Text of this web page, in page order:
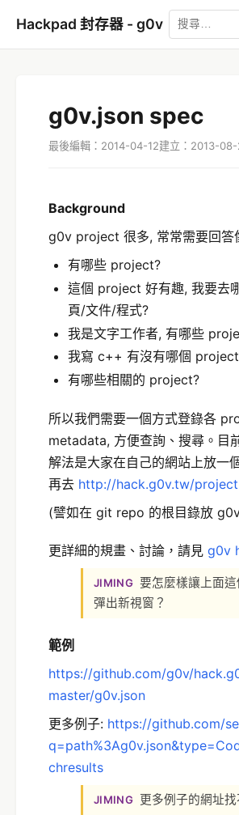
Hackpad 封存器 - g0v
g0v.json spec
最後編輯：2014-04-12建立：2013-
Background
g0v project 很多, 常常需要回答
有哪些 project?
這個 project 好有趣, 我要去
頁/文件/程式?
我是文字工作者, 有哪些
我寫 c++ 有沒有哪個
有哪些相關的 project?
所以我們需要一個方式登錄各
metadata, 方便查詢、搜尋。目
解法是大家在自己的網站上放一
再去 http://hack.g0v.tw/project
(譬如在 git repo 的根目錄放
更詳細的規畫、討論，請見 g0v
JIMING 要怎麼樣讓上面
彈出新視窗？
範例
https://github.com/g0v/
master/g0v.json
更多例子: https://github.com/
chresults
JIMING 更多例子的網址找